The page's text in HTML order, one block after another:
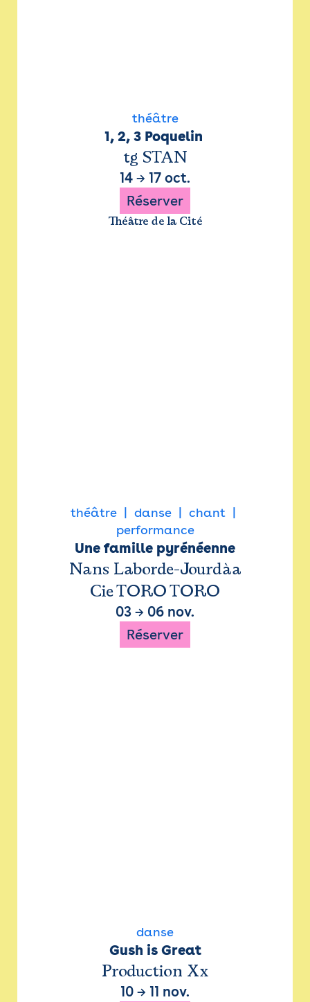
théâtre
1, 2, 3 Poquelin
tg STAN
14 → 17 oct.
Réserver
Théâtre de la Cité
théâtre danse
chant
performance
Une famille pyrénéenne
Nans Laborde-Jourdàa
Cie TORO TORO
03 → 06 nov.
Réserver
danse
Gush is Great
Production Xx
10 → 11 nov.